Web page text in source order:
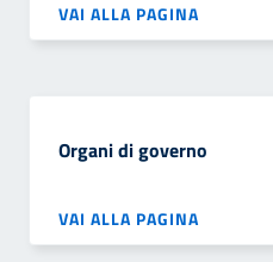
VAI ALLA PAGINA
Organi di governo
VAI ALLA PAGINA